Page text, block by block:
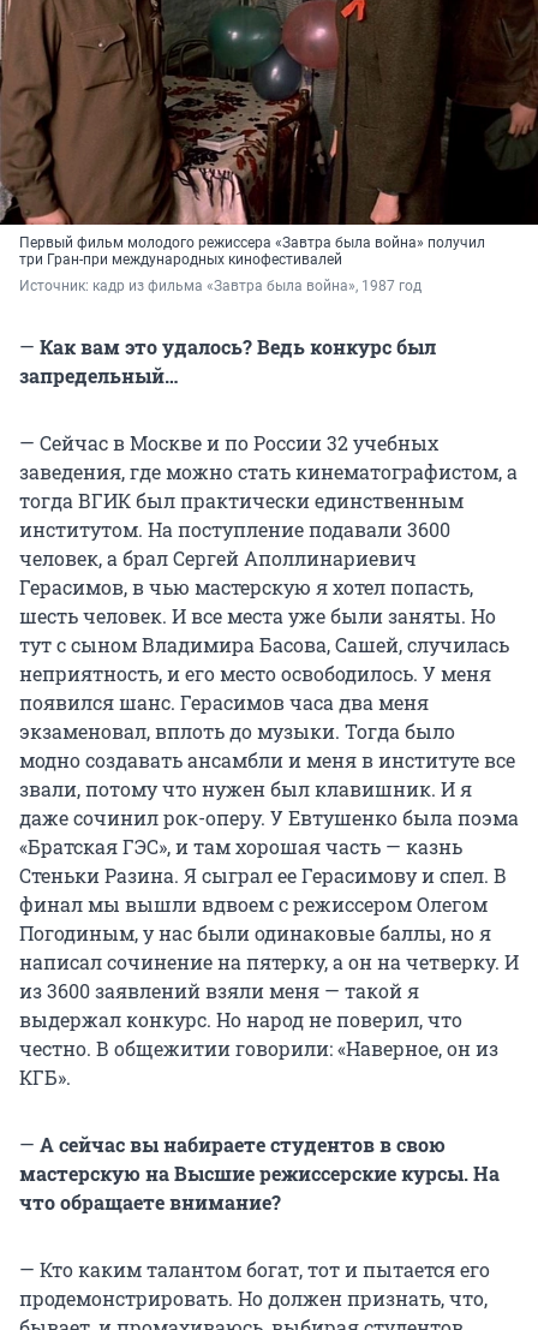
Первый фильм молодого режиссера «Завтра была война» получил
три Гран-при международных кинофестивалей
Источник: кадр из фильма «Завтра была война», 1987 год
— Как вам это удалось? Ведь конкурс был
запредельный…
— Сейчас в Москве и по России 32 учебных
заведения, где можно стать кинематографистом, а
тогда ВГИК был практически единственным
институтом. На поступление подавали 3600
человек, а брал Сергей Аполлинариевич
Герасимов, в чью мастерскую я хотел попасть,
шесть человек. И все места уже были заняты. Но
тут с сыном Владимира Басова, Сашей, случилась
неприятность, и его место освободилось. У меня
появился шанс. Герасимов часа два меня
экзаменовал, вплоть до музыки. Тогда было
модно создавать ансамбли и меня в институте все
звали, потому что нужен был клавишник. И я
даже сочинил рок-оперу. У Евтушенко была поэма
«Братская ГЭС», и там хорошая часть — казнь
Стеньки Разина. Я сыграл ее Герасимову и спел. В
финал мы вышли вдвоем с режиссером Олегом
Погодиным, у нас были одинаковые баллы, но я
написал сочинение на пятерку, а он на четверку. И
из 3600 заявлений взяли меня — такой я
выдержал конкурс. Но народ не поверил, что
честно. В общежитии говорили: «Наверное, он из
КГБ».
— А сейчас вы набираете студентов в свою
мастерскую на Высшие режиссерские курсы. На
что обращаете внимание?
— Кто каким талантом богат, тот и пытается его
продемонстрировать. Но должен признать, что,